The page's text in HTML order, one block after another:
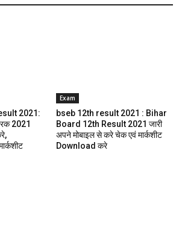
2021:
2021
Exam
bseb 12th result 2021 : Bihar
Board 12th Result 2021 जारी
अपने मोबाइल से करे चेक एवं मार्कशीट
Download करे